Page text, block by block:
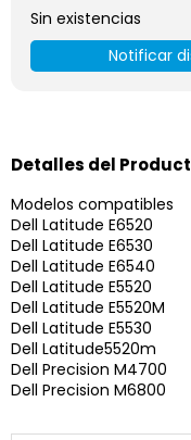
Sin existencias
Notificar
Detalles del
Modelos compatibles
Dell Latitude E6520
Dell Latitude E6530
Dell Latitude E6540
Dell Latitude E5520
Dell Latitude E5520M
Dell Latitude E5530
Dell Latitude5520m
Dell Precision M4700
Dell Precision M6800